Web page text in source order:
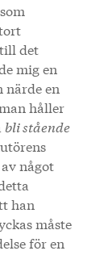
det
mig en
närde en
håller
bli stående
något
han
måste
för en